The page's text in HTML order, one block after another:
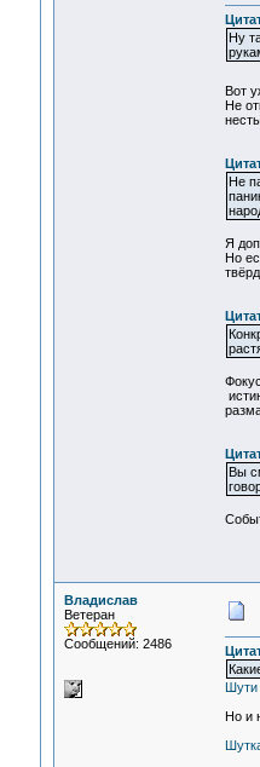
Ну
Вот
Не
Не
Я
Но
Вы
Владислав
Ветеран
Сообщений: 2486
Но и